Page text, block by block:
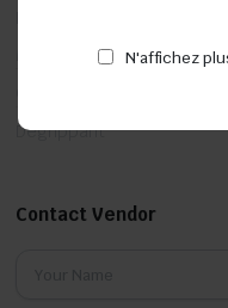
Nettoyant chaudière et
Montage de fenêtres
Dégrippant
Contact Vendor
N'affichez